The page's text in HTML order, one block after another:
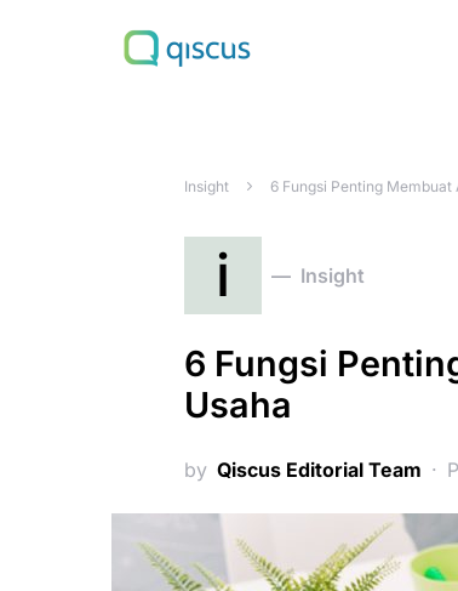
Search for:
Insight 6 Fungsi Penting Membuat
i Insight
6 Fungsi
Usaha
by Qiscus Editorial Team